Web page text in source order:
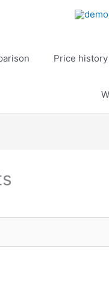
Price history